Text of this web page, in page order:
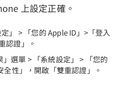
上設定正確。
」 > 「您的 Apple ID」>「登入
認證」。
」選單 > 「系統設定」 > 「您的
全性」，開啟「雙重認證」。